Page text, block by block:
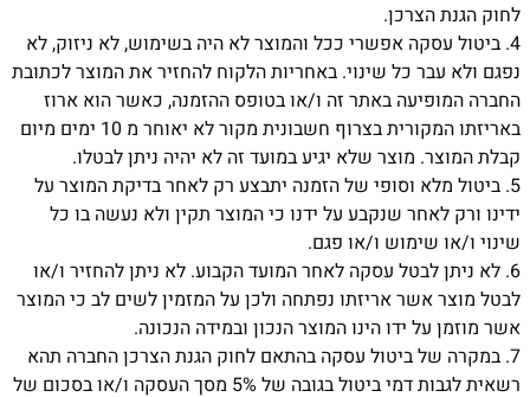
לחוק הגנת הצרכן.
4. ביטול עסקה אפשרי ככל והמוצר לא היה בשימוש, לא ניזוק, לא
נפגם ולא עבר כל שינוי. באחריות הלקוח להחזיר את המוצר לכתובת
החברה המופיעה באתר זה ו/או בטופס ההזמנה, כאשר הוא ארוז
באריזתו המקורית בצרוף חשבונית מקור לא יאוחר מ 10 ימים מיום
קבלת המוצר. מוצר שלא יגיע במועד זה לא יהיה ניתן לבטלו.
5. ביטול מלא וסופי של הזמנה יתבצע רק לאחר בדיקת המוצר על
ידינו ורק לאחר שנקבע על ידנו כי המוצר תקין ולא נעשה בו כל
שינוי ו/או שימוש ו/או פגם.
6. לא ניתן לבטל עסקה לאחר המועד הקבוע. לא ניתן להחזיר ו/או
לבטל מוצר אשר אריזתו נפתחה ולכן על המזמין לשים לב כי המוצר
אשר מוזמן על ידו הינו המוצר הנכון ובמידה הנכונה.
7. במקרה של ביטול עסקה בהתאם לחוק הגנת הצרכן החברה תהא
רשאית לגבות דמי ביטול בגובה של 5% מסך העסקה ו/או בסכום של